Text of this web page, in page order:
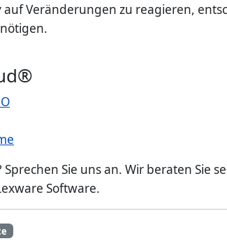
Veränderungen zu reagieren,
Sie uns an. Wir beraten Sie
Software.